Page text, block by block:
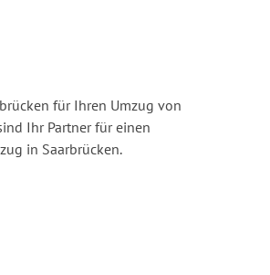
für Ihren Umzug von
Ihr Partner für einen
in Saarbrücken.